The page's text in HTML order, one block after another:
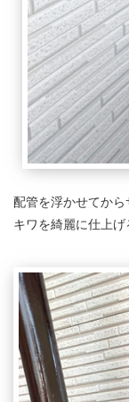
配管を浮かせてから
キワを綺麗に仕上げ